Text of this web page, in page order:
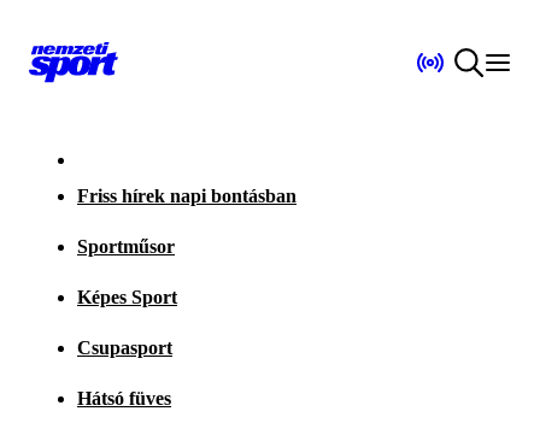
Friss hírek napi bontásban
Sportműsor
Képes Sport
Csupasport
Hátsó füves